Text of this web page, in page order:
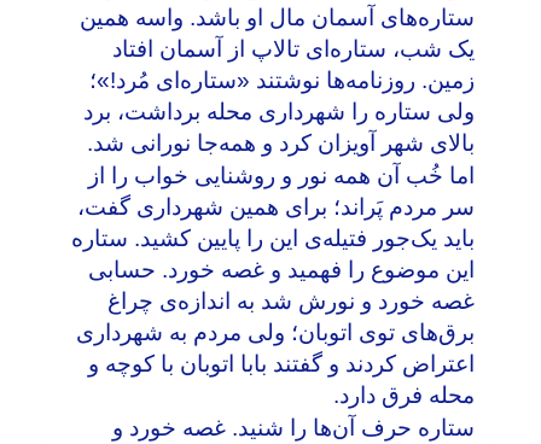
ستاره‌های آسمان مال او باشد. واسه همین
یک شب، ستاره‌ای تالاپ از آسمان افتاد
زمین. روزنامه‌ها نوشتند «ستاره‌ای مُرد!»؛
ولی ستاره را شهرداری محله برداشت، برد
بالای شهر آویزان کرد و همه‌جا نورانی شد.
اما خُب آن همه نور و روشنایی خواب را از
سر مردم پَراند؛ برای همین شهرداری گفت،
باید یک‌جور فتیله‌ی این را پایین کشید. ستاره
این موضوع را فهمید و غصه خورد. حسابی
غصه خورد و نورش شد به اندازه‌ی چراغ
برق‌های توی اتوبان؛ ولی مردم به شهرداری
اعتراض کردند و گفتند بابا اتوبان با کوچه و
محله فرق دارد.
ستاره حرف آن‌ها را شنید. غصه خورد و